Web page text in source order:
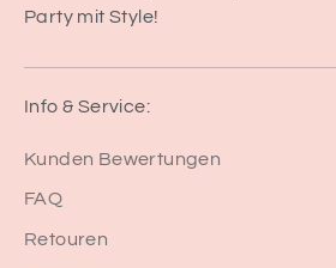
Party mit Style!
Info & Service:
Kunden Bewertungen
FAQ
Retouren